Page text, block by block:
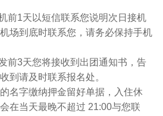
前1天以短信联系您说明次日接机
场到底时联系您，请务必保持手机
前3天您将接收到出团通知书，告
到请及时联系报名处。
名字缴纳押金留好单据，入住休
在当天最晚不超过 21:00与您联